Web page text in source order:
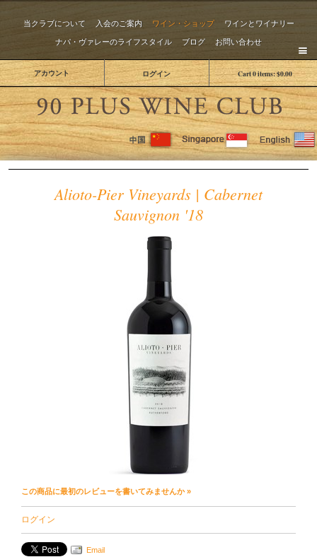
当クラブについて 入会のご案内 ワイン・ショップ
ワインとワイナリー
ナパ・ヴァレーのライフスタイル
ブログ お問い合わせ
Cart0items:$0.00
アカウント ログイン
The
Alioto-Pier Vineyards | Cabernet
Sauvignon '18
この商品に最初のレビューを書いてみませんか »
ログイン
Email